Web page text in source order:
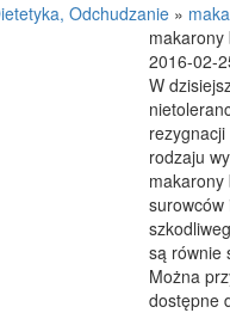
Odchudzanie »
2016-02-
W
rodzaju
makarony
surowców
są równie
Można
dostępne